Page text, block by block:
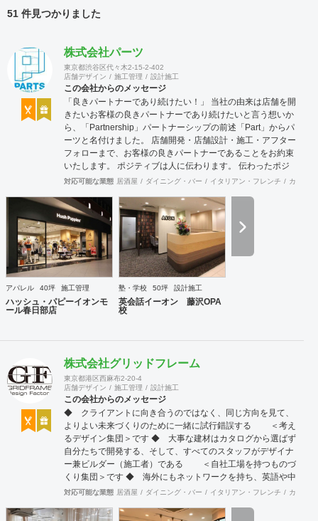
51 件見つかりました
株式会社パーツ
東京都渋谷区代々木2-15-2-402
店舗デザイン
施工管理 設計施工
この会社からのメッセージ
「良きパートナーであり続けたい！」 当社の由来は店舗を開
きたいお客様の良きパートナーであり続けたいと言う想いか
ら、「Partnership」パートナーシップの前述「Part」からパ
ーツと名付けました。 店舗開発・店舗設計・施工・アフター
フォローまで、お客様の良きパートナーであることをお約束
いたします。 ポジティブは人に伝わります。 伝わったポジ
ティブが幸せを呼び込み、呼び込んだ幸せが、さらに大きな
社ならではの実績をご確認下さい。 <a
href="https://www.partsinc.co.jp/">https://www.partsinc.co.jp/</a>
対応可能な業態 居酒屋 ダイニング・バー イタリアン・フレンチ カフェ
アパレル 40坪 施工管理
ハッシュ・パピーイオンモ
ール春日部店
塾・学校 50坪 設計施工
英会話イーオン 藤沢OPA
校
株式会社グリッドフレーム
東京都港区西麻布2-20-4
店舗デザイン
施工管理 設計施工
この会社からのメッセージ
◆ クライアントに向き合うのではなく、同じ方向を見て、
よりよい未来づくりのために一緒に試行錯誤する ＜考え
るデザイン集団＞です ◆ 大事な建材はカタログから選ばず
自分たちで開発する、そして、すべてのスタッフがデザイナ
ー兼ビルダー（施工者）である ＜自社工場を持つものづ
くり集団＞です ◆ 海外にもネットワークを持ち、英語や中
国語に堪能なスタッフたちが、海外から国内への出店をスム
工案件、設計＋造作物の案件、施工案件、造作物制作など、
対応可能な業態 居酒屋 ダイニング・バー イタリアン・フレンチ カフェ